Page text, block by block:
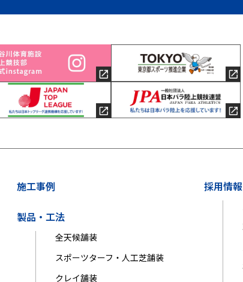
施工事例
製品・工法
全天候舗装
スポーツターフ・人工芝舗装
クレイ舗装
採用情報